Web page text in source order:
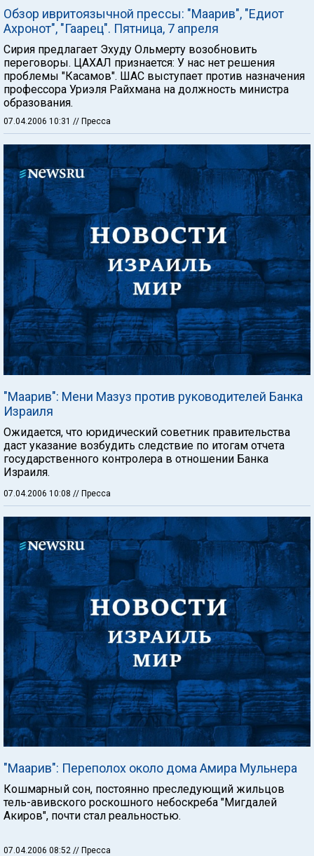
Обзор ивритоязычной прессы: "Маарив", "Едиот
Ахронот", "Гаарец". Пятница, 7 апреля
Сирия предлагает Эхуду Ольмерту возобновить
переговоры. ЦАХАЛ признается: У нас нет решения
проблемы "Касамов". ШАС выступает против назначения
профессора Уриэля Райхмана на должность министра
образования.
07.04.2006 10:31 // Пресса
"Маарив": Мени Мазуз против руководителей Банка
Израиля
Ожидается, что юридический советник правительства
даст указание возбудить следствие по итогам отчета
государственного контролера в отношении Банка
Израиля.
07.04.2006 10:08 // Пресса
"Маарив": Переполох около дома Амира Мульнера
Кошмарный сон, постоянно преследующий жильцов
тель-авивского роскошного небоскреба "Мигдалей
Акиров", почти стал реальностью.
07.04.2006 08:52 // Пресса